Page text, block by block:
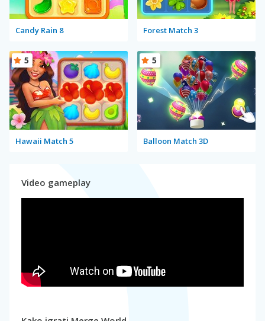
Candy Rain 8 Forest Match 3
Hawaii Match 5
5
Balloon Match 3D
5
Video gameplay